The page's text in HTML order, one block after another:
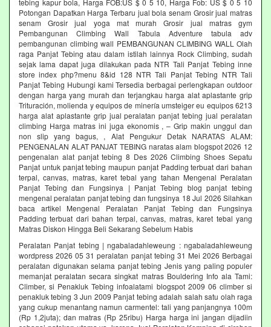
tebing kapur bola, Harga FOB:US $ 0 5 10, Harga Fob: US $ 0 5 10
Potongan Dapatkan Harga Terbaru jual bola senam Grosir jual matras
senam Grosir jual yoga mat murah Grosir jual matras gym
Pembangunan Climbing Wall Tabula Adventure tabula adv
pembangunan climbing wall PEMBANGUNAN CLIMBING WALL Olah
raga Panjat Tebing atau dalam istilah lainnya Rock Climbing, sudah
sejak lama dapat juga dilakukan pada NTR Tali Panjat Tebing inne
store index php?menu 8&id 128 NTR Tali Panjat Tebing NTR Tali
Panjat Tebing Hubungi kami Tersedia berbagai perlengkapan outdoor
dengan harga yang murah dan terjangkau harga alat aplastante grip
Trituración, molienda y equipos de minería umsteiger eu equipos 6213
harga alat aplastante grip jual peralatan panjat tebing jual peralatan
climbing Harga matras ini juga ekonomis , – Grip makin unggul dan
non slip yang bagus, , Alat Pengukur Detak NARATAS ALAM:
PENGENALAN ALAT PANJAT TEBING naratas alam blogspot 2026 12
pengenalan alat panjat tebing 8 Des 2026 Climbing Shoes Sepatu
Panjat untuk panjat tebing maupun panjat Padding terbuat dari bahan
terpal, canvas, matras, karet tebal yang tahan Mengenal Peralatan
Panjat Tebing dan Fungsinya | Panjat Tebing blog panjat tebing
mengenal peralatan panjat tebing dan fungsinya 18 Jul 2026 Silahkan
baca artikel Mengenal Peralatan Panjat Tebing dan Fungsinya
Padding terbuat dari bahan terpal, canvas, matras, karet tebal yang
Matras Diskon Hingga Beli Sekarang Sebelum Habis‎
Peralatan Panjat tebing | ngabaladahleweung : ngabaladahleweung
wordpress 2026 05 31 peralatan panjat tebing 31 Mei 2026 Berbagai
peralatan digunakan selama panjat tebing Jenis yang paling populer
memanjat peralatan secara singkat matras Bouldering Info ala Tami:
Climber, si Penakluk Tebing infoalatami blogspot 2009 06 climber si
penakluk tebing 3 Jun 2009 Panjat tebing adalah salah satu olah raga
yang cukup menantang namun carmentel: tali yang panjangnya 100m
(Rp 1,2juta); dan matras (Rp 25ribu) Harga harga ini jangan dijadiin